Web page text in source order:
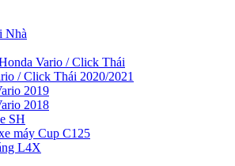
Nhà
Vario / Click Thái
/ Click Thái 2020/2021
2019
2018
SH
máy Cup C125
L4X